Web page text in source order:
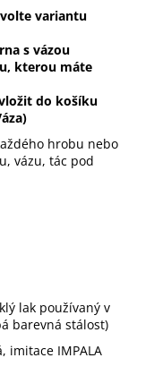
variantu
s vázou
kterou máte
do košíku
hrobu nebo
vázu, tác pod
lak používaný v
barevná stálost)
imitace IMPALA